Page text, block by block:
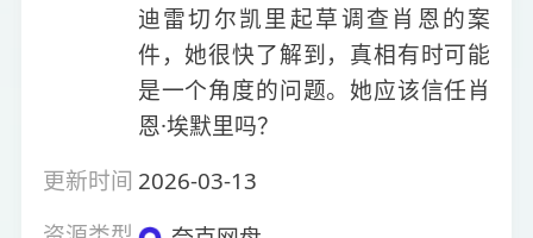
迪雷切尔凯里起草调查肖恩的案
件，她很快了解到，真相有时可能
是一个角度的问题。她应该信任肖
恩·埃默里吗？
更新时间 2026-03-13